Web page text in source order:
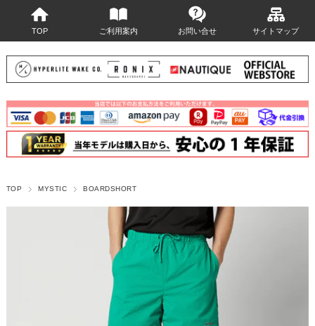
TOP ご利用案内 お問い合せ サイトマップ
TOP MYSTIC BOARDSHORT